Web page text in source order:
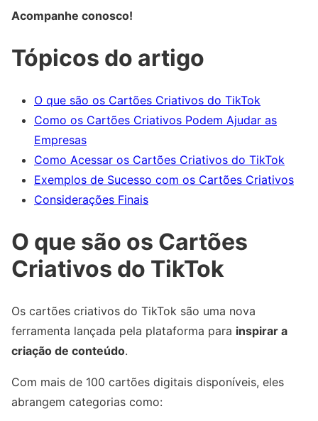
Acompanhe conosco!
Tópicos do artigo
O que são os Cartões Criativos do TikTok
Como os Cartões Criativos Podem Ajudar as
Empresas
Como Acessar os Cartões Criativos do TikTok
Exemplos de Sucesso com os Cartões Criativos
Considerações Finais
O que são os Cartões
Criativos do TikTok
Os cartões criativos do TikTok são uma nova
ferramenta lançada pela plataforma para inspirar a
criação de conteúdo.
Com mais de 100 cartões digitais disponíveis, eles
abrangem categorias como: